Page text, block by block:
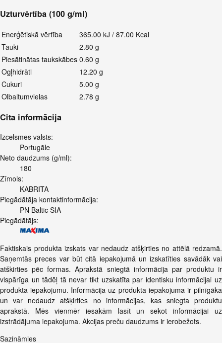
Uzturvērtība (100 g/ml)
Enerģētiskā vērtība
365.00 kJ / 87.00 Kcal
Tauki
2.80 g
Piesātinātas taukskābes 0.60 g
Ogļhidrāti
12.20 g
Cukuri
5.00 g
Olbaltumvielas
2.78 g
Cita informācija
Izcelsmes valsts:
Portugāle
Neto daudzums (g/ml):
180
Zīmols:
KABRITA
Piegādātāja kontaktinformācija:
PN Baltic SIA
Piegādātājs:
Faktiskais produkta izskats var nedaudz atšķirties no attēlā redzamā.
Saņemtās preces var būt citā iepakojumā un izskatīties savādāk vai
atškirties pēc formas. Aprakstā sniegtā informācija par produktu ir
vispārīga un tādēļ tā nevar tikt uzskatīta par identisku informācijai uz
produkta iepakojumu. Informācija uz produkta iepakojuma ir pilnīgāka
un var nedaudz atšķirties no informācijas, kas sniegta produktu
aprakstā. Mēs vienmēr iesakām lasīt un sekot informācijai uz
izstrādājuma iepakojuma. Akcijas preču daudzums ir ierobežots.
Sazināmies